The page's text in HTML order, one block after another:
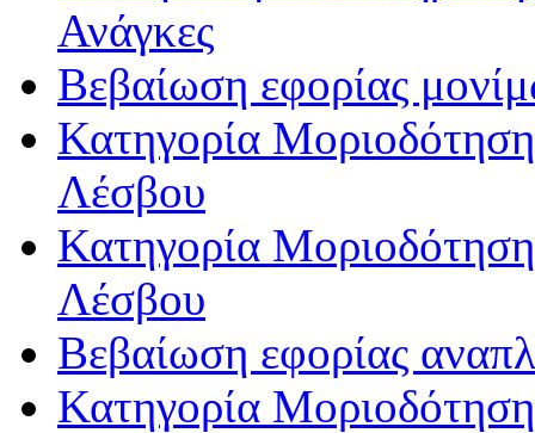
Ανάγκες
Βεβαίωση εφορίας
Κατηγορία
Λέσβου
Κατηγορία
Λέσβου
Βεβαίωση εφορίας
Κατηγορία